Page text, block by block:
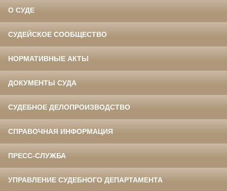
О СУДЕ
СУДЕЙСКОЕ СООБЩЕСТВО
НОРМАТИВНЫЕ АКТЫ
ДОКУМЕНТЫ СУДА
СУДЕБНОЕ ДЕЛОПРОИЗВОДСТВО
СПРАВОЧНАЯ ИНФОРМАЦИЯ
ПРЕСС-СЛУЖБА
УПРАВЛЕНИЕ СУДЕБНОГО ДЕПАРТАМЕНТА